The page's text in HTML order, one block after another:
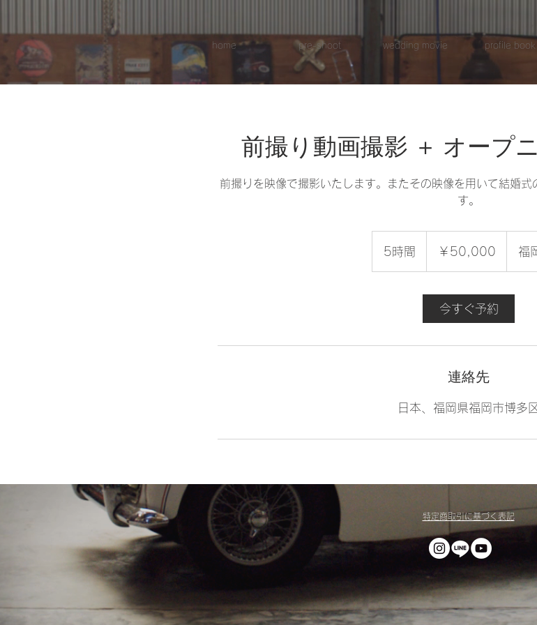
home pre-shoot wedding movie profile book
前撮り動画撮影 ＋ オープ
前撮りを映像で撮影いたします。またその映像を用いて結婚
す。
5時間
時
￥50,000 福
今すぐ予約
連絡先
日本、福岡県福岡市博多区
特定商取引に基づく表記